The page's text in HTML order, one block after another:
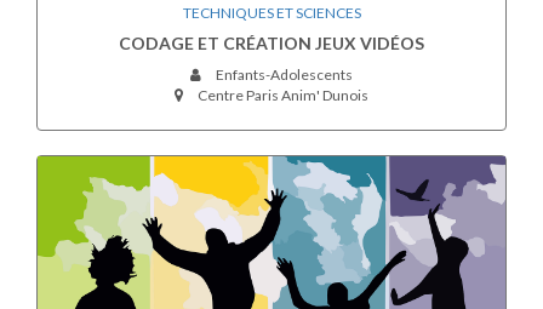
TECHNIQUES ET SCIENCES
CODAGE ET CRÉATION JEUX VIDÉOS
Enfants-Adolescents
Centre Paris Anim' Dunois